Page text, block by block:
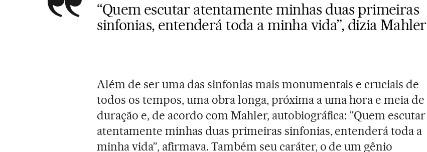
“Quem escutar atentamente minhas duas primeiras
sinfonias, entenderá toda a minha vida”, dizia Mahler
Além de ser uma das sinfonias mais monumentais e cruciais de
todos os tempos, uma obra longa, próxima a uma hora e meia de
duração e, de acordo com Mahler, autobiográfica: “Quem escutar
atentamente minhas duas primeiras sinfonias, entenderá toda a
minha vida”, afirmava. Também seu caráter, o de um gênio